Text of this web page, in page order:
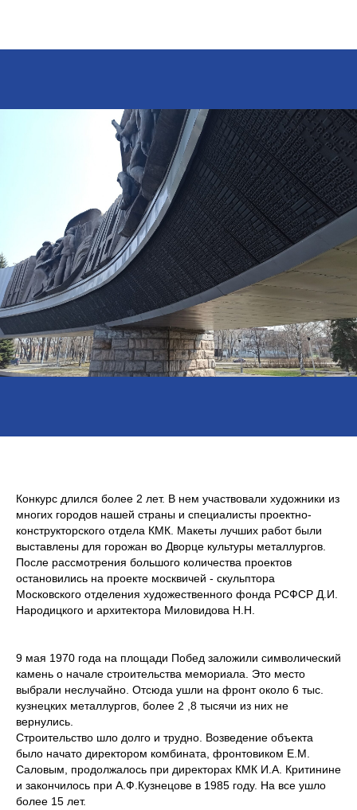
Конкурс длился более 2 лет. В нем участвовали художники из
многих городов нашей страны и специалисты проектно-
конструкторского отдела КМК. Макеты лучших работ были
выставлены для горожан во Дворце культуры металлургов.
После рассмотрения большого количества проектов
остановились на проекте москвичей - скульптора
Московского отделения художественного фонда РСФСР Д.И.
Народицкого и архитектора Миловидова Н.Н.
9 мая 1970 года на площади Побед заложили символический
камень о начале строительства мемориала. Это место
выбрали неслучайно. Отсюда ушли на фронт около 6 тыс.
кузнецких металлургов, более 2 ,8 тысячи из них не
вернулись.
Строительство шло долго и трудно. Возведение объекта
было начато директором комбината, фронтовиком Е.М.
Саловым, продолжалось при директорах КМК И.А. Критинине
и закончилось при А.Ф.Кузнецове в 1985 году. На все ушло
более 15 лет.